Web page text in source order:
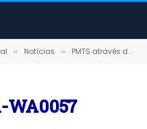
» Notícias » PMTS através do SINE, visita empresas em Porto Trombetas e fortalece parcerias para novos empregos.
WA0057